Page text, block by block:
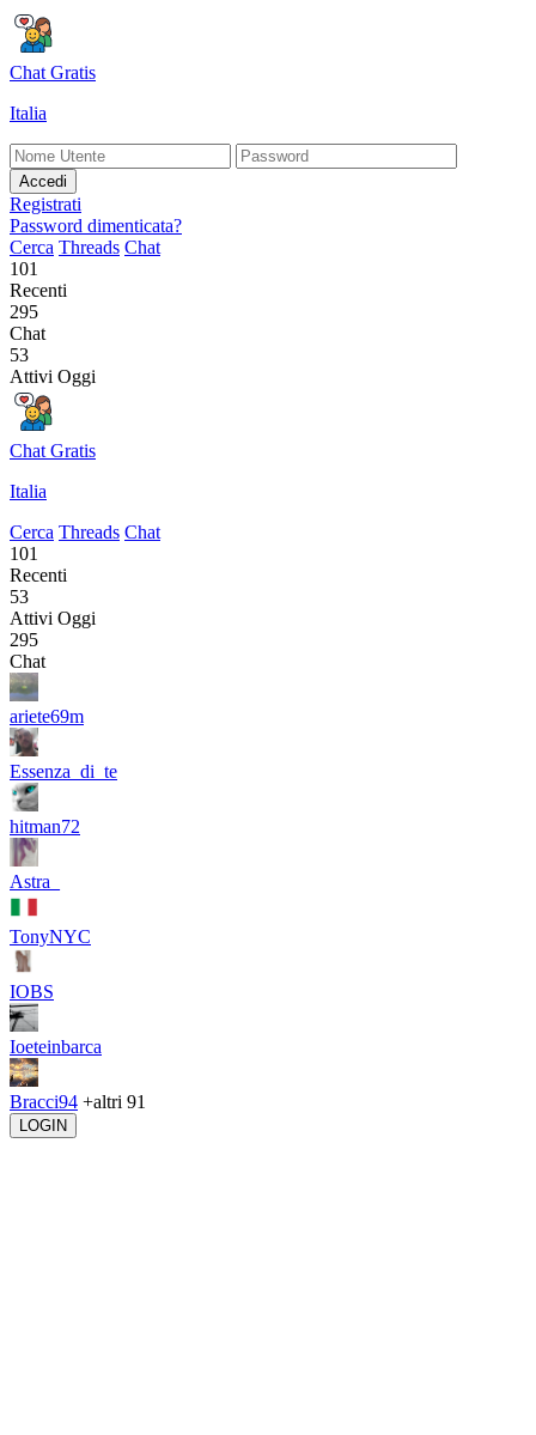
Chat Gratis
Italia
Accedi
Registrati
Password dimenticata?
Cerca Threads Chat
101
Recenti
295
Chat
53
Attivi Oggi
Chat Gratis
Italia
Cerca Threads Chat
101
Recenti
53
Attivi Oggi
295
Chat
ariete69m
Essenza_di_te
hitman72
Astra_
TonyNYC
IOBS
Ioeteinbarca
Bracci94 +altri 91
LOGIN